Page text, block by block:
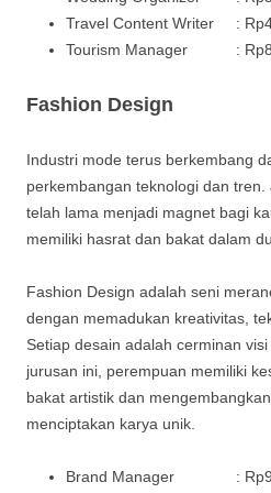
Travel Content Writer :
Tourism Manager :
Fashion Design
Industri mode terus berkembang
perkembangan teknologi dan
telah lama menjadi magnet bagi
memiliki hasrat dan bakat dalam
Fashion Design adalah seni
dengan memadukan kreativitas,
Setiap desain adalah cerminan
jurusan ini, perempuan memiliki
bakat artistik dan
menciptakan karya unik.
Brand Manager :